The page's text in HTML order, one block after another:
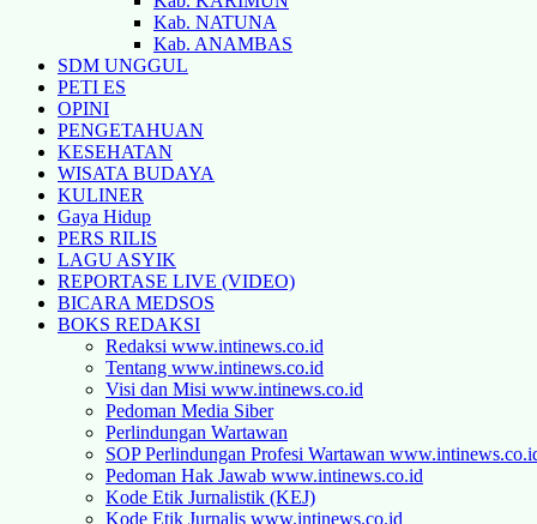
Kab. NATUNA
Kab. ANAMBAS
SDM UNGGUL
PETI ES
OPINI
PENGETAHUAN
KESEHATAN
WISATA BUDAYA
KULINER
Gaya Hidup
PERS RILIS
LAGU ASYIK
REPORTASE LIVE (VIDEO)
BICARA MEDSOS
BOKS REDAKSI
Redaksi www.intinews.co.id
Tentang www.intinews.co.id
Visi dan Misi www.intinews.co.id
Pedoman Media Siber
Perlindungan Wartawan
SOP Perlindungan Profesi Wartawan
Pedoman Hak Jawab www.intinews.co.id
Kode Etik Jurnalistik (KEJ)
Kode Etik Jurnalis www.intinews.co.id